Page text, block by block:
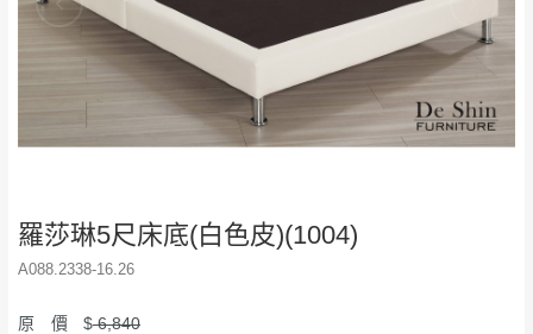
羅莎琳5尺床底(白色皮)(1004)
A088.2338-16.26
原 價 $6,840